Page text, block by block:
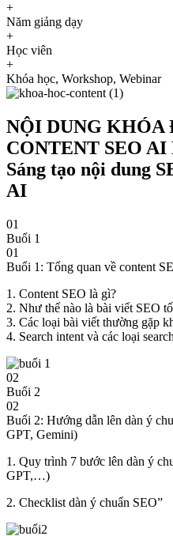
+
Năm giảng dạy
+
Học viên
+
Khóa học, Workshop, Webinar
NỘI DUNG KHÓA
CONTENT SEO
Sáng tạo nội dung
AI
01
Buổi 1
01
Buổi 1: Tổng quan về content
1. Content SEO là gì?
2. Như thế nào là bài viết SEO
3. Các loại bài viết thường gặp
4. Search intent và các loại
02
Buổi 2
02
Buổi 2: Hướng dẫn lên dàn ý
GPT, Gemini)
1. Quy trình 7 bước lên dàn ý
GPT,…)
2. Checklist dàn ý chuẩn SEO”